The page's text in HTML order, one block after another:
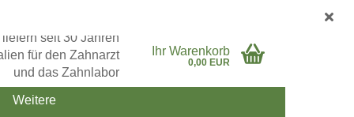
liefern seit 30 Jahren
für den Zahnarzt
und das Zahnlabor
Ihr Warenkorb
0,00 EUR
Weitere